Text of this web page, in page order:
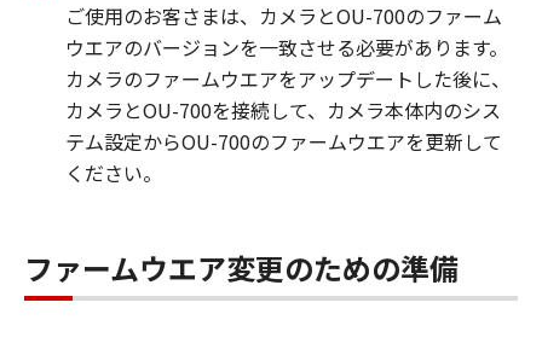
ご使用のお客さまは、カメラとOU-700のファーム
ウエアのバージョンを一致させる必要があります。
カメラのファームウエアをアップデートした後に、
カメラとOU-700を接続して、カメラ本体内のシス
テム設定からOU-700のファームウエアを更新して
ください。
ファームウエア変更のための準備